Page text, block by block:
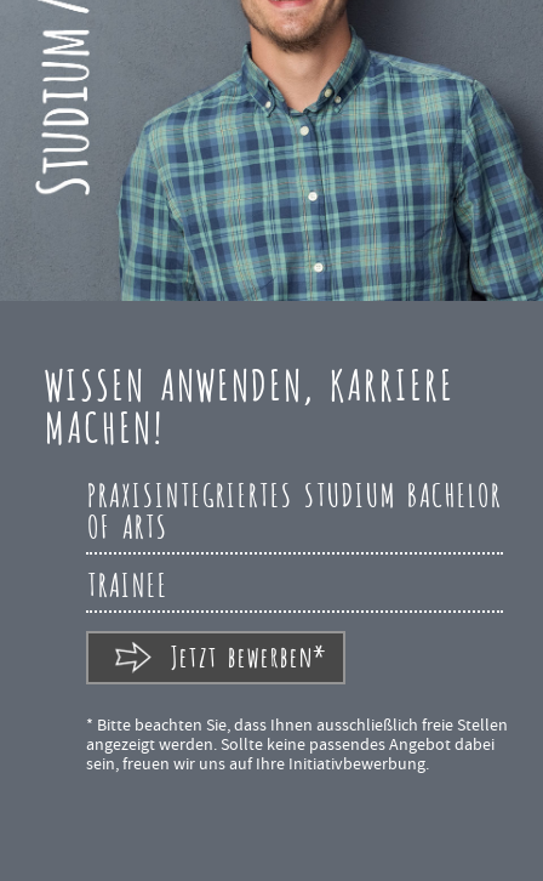
WISSEN ANWENDEN, KARRIERE
MACHEN!
PRAXISINTEGRIERTES STUDIUM BACHELOR
OF ARTS
TRAINEE
Jetzt bewerben*
* Bitte beachten Sie, dass Ihnen ausschließlich freie Stellen
angezeigt werden. Sollte keine passendes Angebot dabei
sein, freuen wir uns auf Ihre Initiativbewerbung.